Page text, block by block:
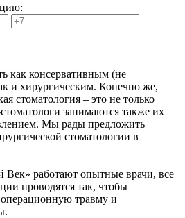
как консервативным (не
и хирургическим. Конечно же,
стоматология – это не только
занимаются также их
Мы рады предложить
стоматологии в
работают опытные врачи, все
проводятся так, чтобы
травму и